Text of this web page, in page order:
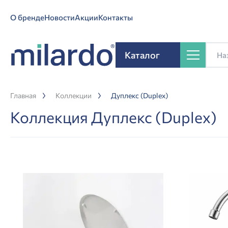
О брендеНовостиАкцииКонтакты
Каталог
Главная Коллекции Дуплекс (Duplex)
Коллекция Дуплекс (Duplex)